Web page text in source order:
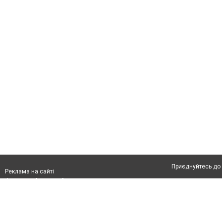
Реклама на сайті
Приєднуйтесь до